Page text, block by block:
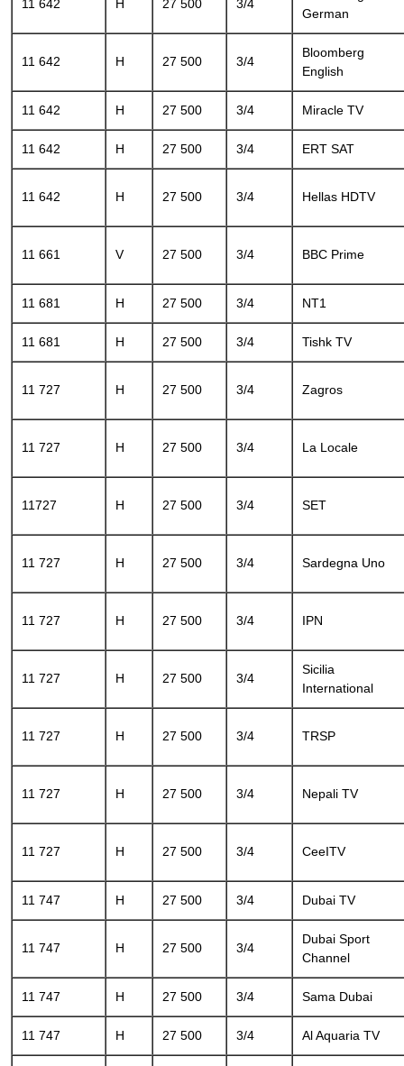
11 642 H 27 500 3/4
German
11 642 H 27 500 3/4
Bloomberg
English
11 642 H 27 500 3/4 Miracle TV
11 642 H 27 500 3/4 ERT SAT
11 642 H 27 500 3/4 Hellas HDTV
11 661 V 27 500 3/4 BBC Prime
11 681 H 27 500 3/4 NT1
11 681 H 27 500 3/4 Tishk TV
11 727 H 27 500 3/4 Zagros
11 727 H 27 500 3/4 La Locale
11727 H 27 500 3/4 SET
11 727 H 27 500 3/4 Sardegna Uno
11 727 H 27 500 3/4 IPN
11 727 H 27 500 3/4
Sicilia
International
11 727 H 27 500 3/4 TRSP
11 727 H 27 500 3/4 Nepali TV
11 727 H 27 500 3/4 CeeITV
11 747 H 27 500 3/4 Dubai TV
11 747 H 27 500 3/4
Dubai Sport
Channel
11 747 H 27 500 3/4 Sama Dubai
11 747 H 27 500 3/4 Al Aquaria TV